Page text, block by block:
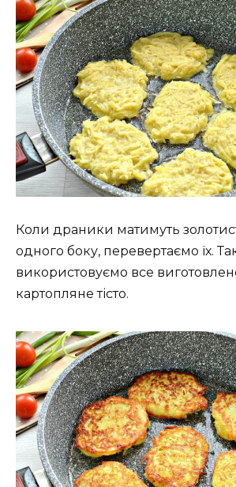
Коли драники матимуть
одного боку, перевертаємо їх.
використовуємо все
картопляне тісто.